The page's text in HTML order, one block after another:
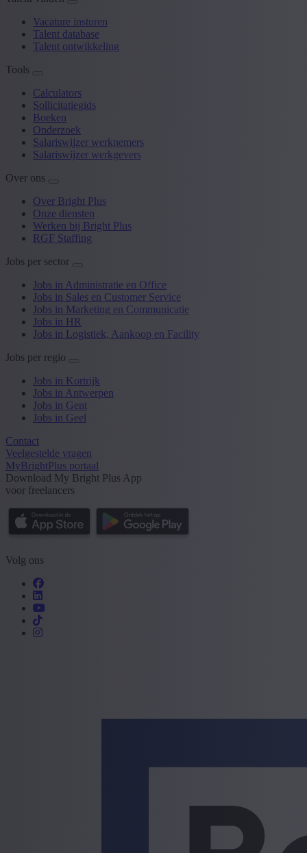
Vacature insturen
Talent database
Talent ontwikkeling
Tools
Calculators
Sollicitatiegids
Boeken
Onderzoek
Salariswijzer werknemers
Salariswijzer werkgevers
Over ons
Over Bright Plus
Onze diensten
Werken bij Bright Plus
RGF Staffing
Jobs per sector
Jobs in Administratie en Office
Jobs in Sales en Customer Service
Jobs in Marketing en Communicatie
Jobs in HR
Jobs in Logistiek, Aankoop en Facility
Jobs per regio
Jobs in Kortrijk
Jobs in Antwerpen
Jobs in Gent
Jobs in Geel
Contact
Veelgestelde vragen
MyBrightPlus portaal
Download My Bright Plus App
voor freelancers
Volg ons